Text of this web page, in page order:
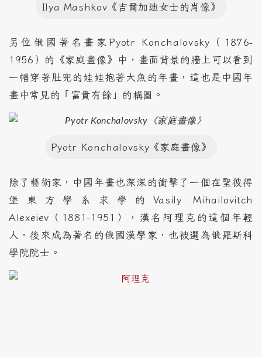
Ilya Mashkov《吉爾加迪女士的肖像》
另位俄國著名畫家Pyotr Konchalovsky（1876-
1956）的《家庭畫像》中，畫面背景的牆上可以看到
一幅穿著肚兜的娃娃抱著大魚的年畫，這也是中國年
畫中常見的「富貴有餘」的構圖。
Pyotr Konchalovsky《家庭畫像》
除了藝術家，中國年畫也深深的衝擊了一個在聖彼得
堡東方學系求學的Vasily Mihailovitch
Alexeiev（1881-1951），漢名阿理克的這個年輕
人，後來成為著名的俄國漢學家，也被選為俄羅斯科
學院院士。